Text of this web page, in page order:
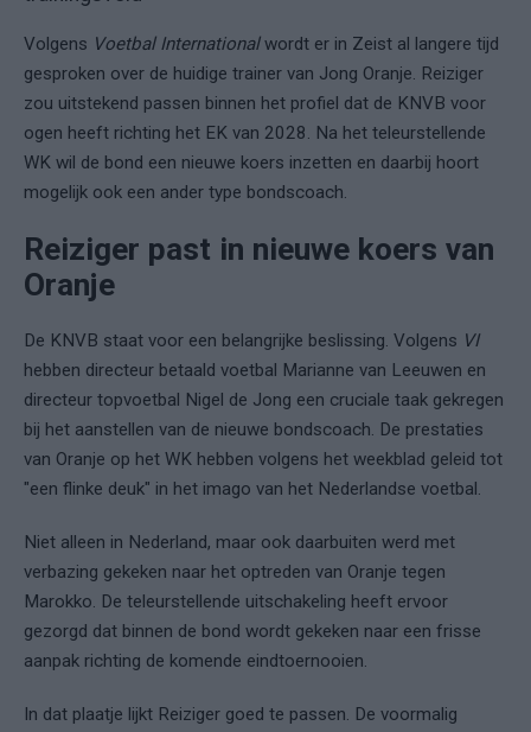
Volgens Voetbal Internationalwordt er in Zeist al langere tijd
gesproken over de huidige trainer van Jong Oranje. Reiziger
zou uitstekend passen binnen het profiel dat de KNVB voor
ogen heeft richting het EK van 2028. Na het teleurstellende
WK wil de bond een nieuwe koers inzetten en daarbij hoort
mogelijk ook een ander type bondscoach.
Reiziger past in nieuwe koers van
Oranje
De KNVB staat voor een belangrijke beslissing. Volgens VI
hebben directeur betaald voetbal Marianne van Leeuwen en
directeur topvoetbal Nigel de Jong een cruciale taak gekregen
bij het aanstellen van de nieuwe bondscoach. De prestaties
van Oranje op het WK hebben volgens het weekblad geleid tot
"een flinke deuk" in het imago van het Nederlandse voetbal.
Niet alleen in Nederland, maar ook daarbuiten werd met
verbazing gekeken naar het optreden van Oranje tegen
Marokko. De teleurstellende uitschakeling heeft ervoor
gezorgd dat binnen de bond wordt gekeken naar een frisse
aanpak richting de komende eindtoernooien.
In dat plaatje lijkt Reiziger goed te passen. De voormalig